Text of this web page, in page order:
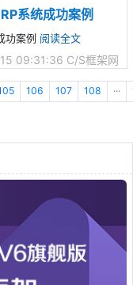
系统成功案例
功案例 阅读全文
09:31:36 C/S框架网
106 107 108 ···